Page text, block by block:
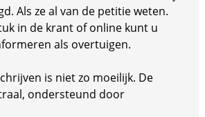
Als ze al van de petitie weten.
in de krant of online kunt u
als overtuigen.
is niet zo moeilijk. De
ondersteund door